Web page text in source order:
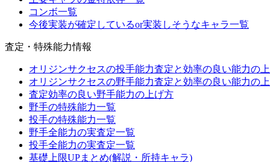
コンボ一覧
今後実装が確定しているor実装しそうなキャラ一覧
査定・特殊能力情報
オリジンサクセスの投手能力査定と効率の良い能力の
オリジンサクセスの野手能力査定と効率の良い能力の
査定効率の良い野手能力の上げ方
野手の特殊能力一覧
投手の特殊能力一覧
野手全能力の実査定一覧
投手全能力の実査定一覧
基礎上限UPまとめ(解説・所持キャラ)